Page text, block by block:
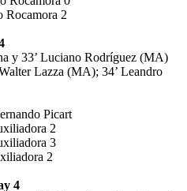
Rocamora 2
y 33’ Luciano Rodríguez (MA)
Lazza (MA); 34’ Leandro
Picart
2
3
2
4